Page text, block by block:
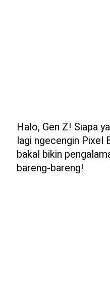
Halo, Gen Z! Siapa
lagi ngecengin Pixel
bakal bikin
bareng-bareng!